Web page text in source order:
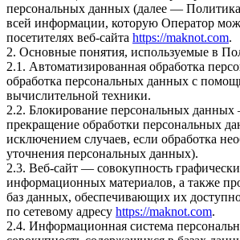
персональных данных (далее —
всей информации, которую Оператор
посетителях веб-сайта https://maknot.com.
2. Основные понятия, используемые в
2.1. Автоматизированная обработка
обработка персональных данных с
вычислительной техники.
2.2. Блокирование персональных
прекращение обработки персональных
исключением случаев, если обработка
уточнения персональных данных).
2.3. Веб-сайт — совокупность
информационных материалов, а также
баз данных, обеспечивающих их
по сетевому адресу https://maknot.com.
2.4. Информационная система